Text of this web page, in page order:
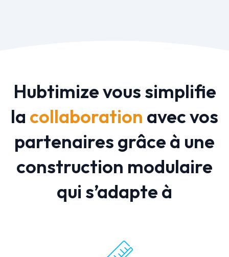
Hubtimize vous simplifie
la collaboration avec vos
partenaires grâce à une
construction modulaire
qui s’adapte à